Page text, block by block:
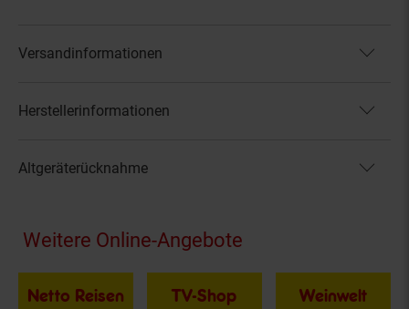
Versandinformationen
Herstellerinformationen
Altgeräterücknahme
Fußzeile
Weitere Online-Angebote
Netto Reisen TV-Shop Weinwelt